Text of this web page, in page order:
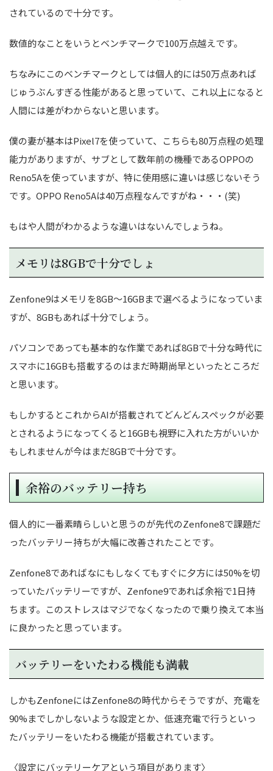
されているので十分です。
数値的なことをいうとベンチマークで100万点越えです。
ちなみにこのベンチマークとしては個人的には50万点あれば
じゅうぶんすぎる性能があると思っていて、これ以上になると
人間には差がわからないと思います。
僕の妻が基本はPixel7を使っていて、こちらも80万点程の処理
能力がありますが、サブとして数年前の機種であるOPPOの
Reno5Aを使っていますが、特に使用感に違いは感じないそう
です。OPPO Reno5Aは40万点程なんですがね・・・(笑)
もはや人間がわかるような違いはないんでしょうね。
メモリは8GBで十分でしょ
Zenfone9はメモリを8GB～16GBまで選べるようになっていま
すが、8GBもあれば十分でしょう。
パソコンであっても基本的な作業であれば8GBで十分な時代に
スマホに16GBも搭載するのはまだ時期尚早といったところだ
と思います。
もしかするとこれからAIが搭載されてどんどんスペックが必要
とされるようになってくると16GBも視野に入れた方がいいか
もしれませんが今はまだ8GBで十分です。
余裕のバッテリー持ち
個人的に一番素晴らしいと思うのが先代のZenfone8で課題だ
ったバッテリー持ちが大幅に改善されたことです。
Zenfone8であればなにもしなくてもすぐに夕方には50%を切
っていたバッテリーですが、Zenfone9であれば余裕で1日持
ちます。このストレスはマジでなくなったので乗り換えて本当
に良かったと思っています。
バッテリーをいたわる機能も満載
しかもZenfoneにはZenfone8の時代からそうですが、充電を
90%までしかしないような設定とか、低速充電で行うといっ
たバッテリーをいたわる機能が搭載されています。
〈設定にバッテリーケアという項目があります〉